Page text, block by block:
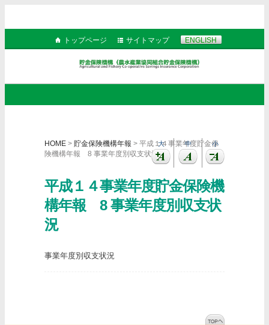
トップページ サイトマップ ENGLISH
HOME > 貯金保険機構年報 > 平成１４事業年度貯金保
険機構年報 8 事業年度別収支状況
平成１４事業年度貯金保険機
構年報 8 事業年度別収支状
況
事業年度別収支状況
大 中 小